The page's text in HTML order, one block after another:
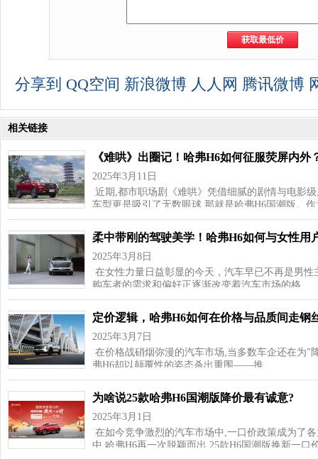
分享到 QQ空间 新浪微博 人人网 腾讯微博
相关链接
《难哄》出圈记！哈弗H6如何征服荧屏内外
2025年3月11日
近期,都市职场剧《难哄》凭借细腻的剧情与电影
车型更是吸引了无数眼球,那就是哈弗H6国潮版。
柔中带刚的驾驶美学！哈弗H6如何与女性用
2025年3月8日
在女性力量日益彰显的今天，汽车早已不再是男
购车者的需求和偏好正逐渐改变着汽车市场的格…
定价逻辑，哈弗H6如何在价格与品质间走钢
2025年3月7日
在价格战硝烟弥漫的汽车市场,当多数车企还在为"
弗H6却以颠覆性的姿态杀出重围——推…
为啥说25款哈弗H6国潮版降价最有诚意?
2025年3月1日
在如今竞争激烈的汽车市场中,一口价政策成为了
中,哈弗H6再一次脱颖而出,25款H6国潮版换新一口